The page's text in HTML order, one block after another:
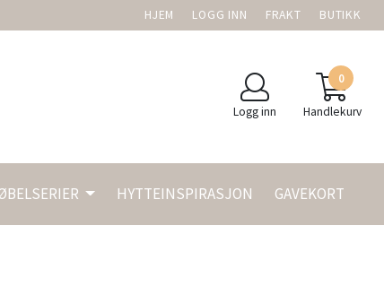
HJEM LOGG INN FRAKT BUTIKK
Logg inn
0
Handlekurv
HYTTEINSPIRASJON GAVEKORT